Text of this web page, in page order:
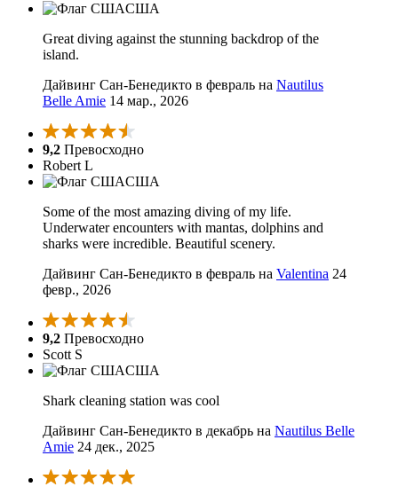
США
Great diving against the stunning backdrop of the
island.
Дайвинг Сан-Бенедикто в февраль на Nautilus
Belle Amie 14 мар., 2026
9,2 Превосходно
Robert L
США
Some of the most amazing diving of my life.
Underwater encounters with mantas, dolphins and
sharks were incredible. Beautiful scenery.
Дайвинг Сан-Бенедикто в февраль на Valentina 24
февр., 2026
9,2 Превосходно
Scott S
США
Shark cleaning station was cool
Дайвинг Сан-Бенедикто в декабрь на Nautilus Belle
Amie 24 дек., 2025